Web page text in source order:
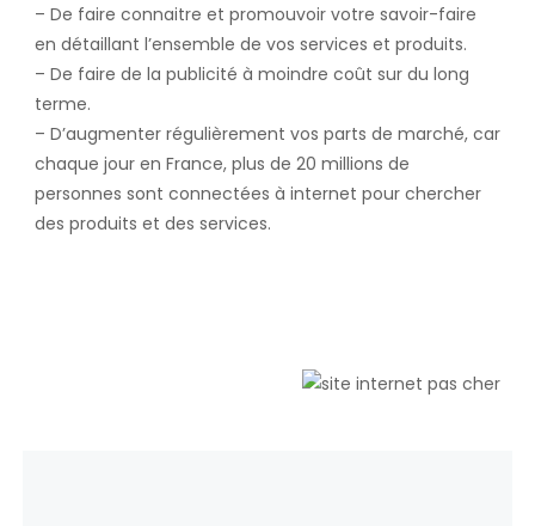
– De faire connaitre et promouvoir votre savoir-faire
en détaillant l’ensemble de vos services et produits.
– De faire de la publicité à moindre coût sur du long
terme.
– D’augmenter régulièrement vos parts de marché, car
chaque jour en France, plus de 20 millions de
personnes sont connectées à internet pour chercher
des produits et des services.